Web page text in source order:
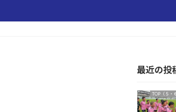
最近の投
TOP（５・